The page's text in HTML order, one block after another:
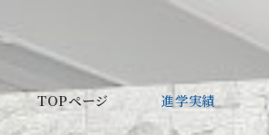
TOPページ 進学実績